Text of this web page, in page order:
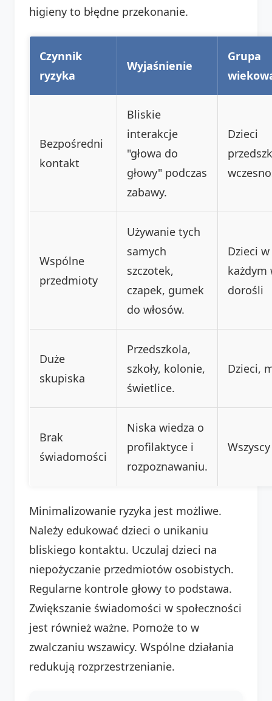
higieny to błędne przekonanie.
Czynnik
ryzyka
Wyjaśnienie
Grupa
Bezpośredni
kontakt
Bliskie
interakcje
"głowa do
głowy" podczas
zabawy.
Dzieci
Wspólne
przedmioty
Używanie tych
samych
szczotek,
czapek, gumek
do włosów.
Dzieci w
każdym
dorośli
Duże
skupiska
Przedszkola,
szkoły, kolonie,
świetlice.
Dzieci,
Brak
świadomości
Niska wiedza o
profilaktyce i
rozpoznawaniu.
Wszyscy
Minimalizowanie ryzyka jest możliwe.
Należy edukować dzieci o unikaniu
bliskiego kontaktu. Uczulaj dzieci na
niepożyczanie przedmiotów osobistych.
Regularne kontrole głowy to podstawa.
Zwiększanie świadomości w społeczności
jest również ważne. Pomoże to w
zwalczaniu wszawicy. Wspólne działania
redukują rozprzestrzenianie.